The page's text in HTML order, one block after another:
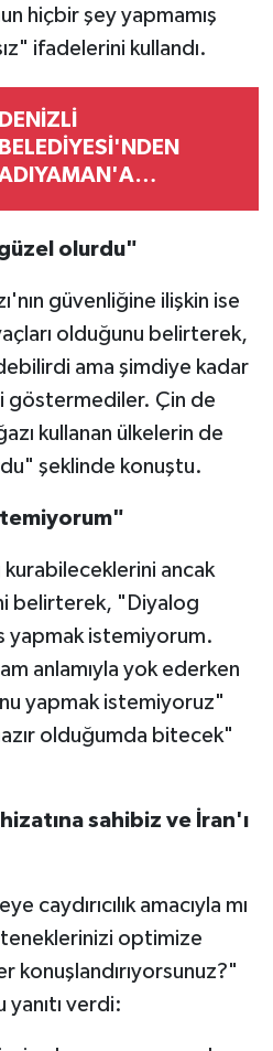
hiçbir şey yapmamış
ifadelerini kullandı.
DENİZLİ
BELEDİYESİ'NDEN
olurdu"
güvenliğine ilişkin ise
olduğunu belirterek,
ama şimdiye kadar
göstermediler. Çin de
kullanan ülkelerin de
şeklinde konuştu.
ancak
belirterek, "Diyalog
yapmak istemiyorum.
anlamıyla yok ederken
yapmak istemiyoruz"
olduğumda bitecek"
sahibiz ve İran'ı
caydırıcılık amacıyla mı
optimize
konuşlandırıyorsunuz?"
yanıtı verdi: